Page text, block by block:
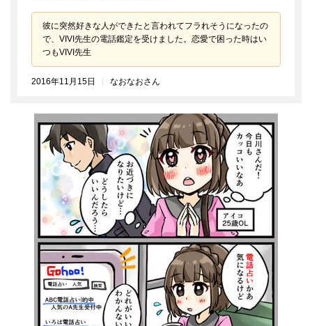
彼に突然好きな人ができたと言われてフラれそうになったの
で、VIVI先生の電話鑑定を受けました。恋愛で困った時はい
つもVIVI先生
2016年11月15日 なおなおさん